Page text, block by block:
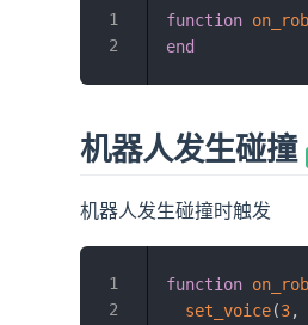
function
end
机器人发生碰撞
机器人发生碰撞时触发
function
set_voice(3,